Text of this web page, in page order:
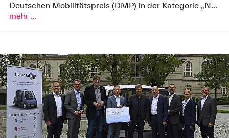
Deutschen Mobilitätspreis (DMP) in der Kategorie „N...
mehr ...